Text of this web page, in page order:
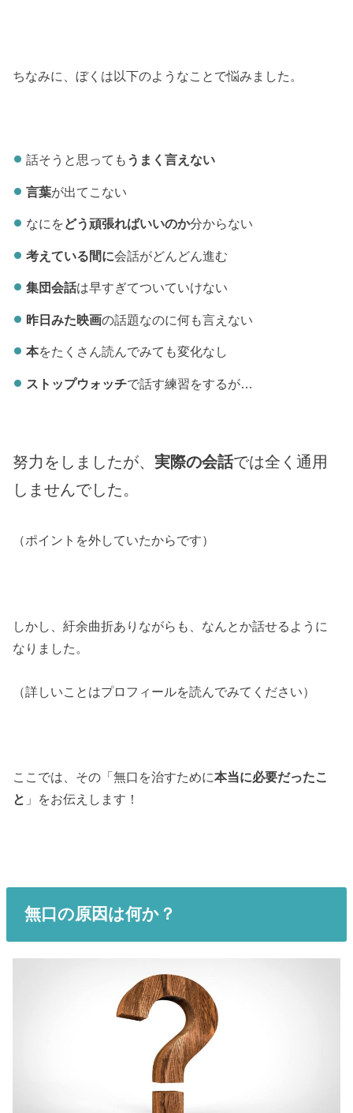
ちなみに、ぼくは以下のようなことで悩みました。
話そうと思っても うまく言えない
言葉が出てこない
なにをどう頑張ればいいのか分からない
考えている間に会話がどんどん進む
集団会話は早すぎてついていけない
昨日みた映画の話題なのに何も言えない
本をたくさん読んでみても変化なし
ストップウォッチで話す練習をするが…
努力をしましたが、実際の会話では全く通用
しませんでした。
（ポイントを外していたからです）
しかし、紆余曲折ありながらも、なんとか話せるように
なりました。
（詳しいことはプロフィールを読んでみてください）
ここでは、その「無口を治すために本当に必要だったこ
と 」をお伝えします！
無口の原因は何か？